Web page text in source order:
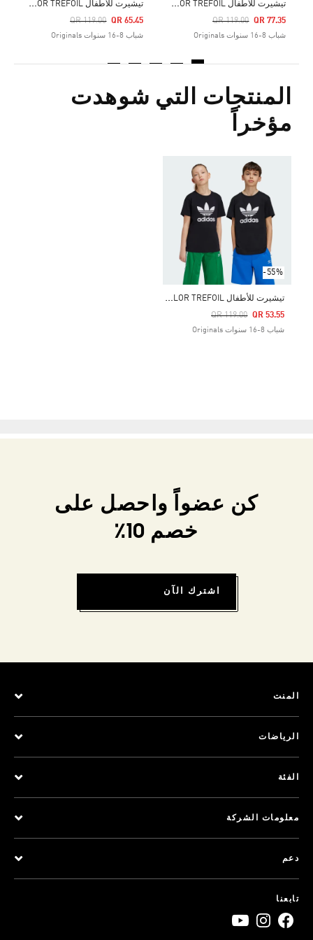
ت
يشيرت للأطفال ADICOLOR TREFOIL
Price Reduced From
QR 119.00
To QR 77.35
شباب 8-16 سنوات Originals
ت
يشيرت للأطفال ADICOLOR TREFOIL
Price Reduced From
QR 119.00
To QR 65.45
شباب 8-16 سنوات Originals
المنتجات التي شوهدت
مؤخراً
-55%
ت
يشيرت للأطفال ADICOLOR TREFOIL
Price Reduced From
QR 119.00
To QR 53.55
شباب 8-16 سنوات Originals
كن عضواً واحصل على
خصم 10٪
اشترك الآن
المنت
الرياضات
الفئة
معلومات الشركة
دعم
تابعنا